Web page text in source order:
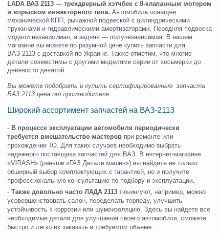
LADA ВАЗ 2113 — трехдверный хэтчбек с 8-клапанным мотором
и впрыском инжекторного типа. Автомобиль оснащен
механической КПП, рычажной подвеской с цилиндрическими
пружинами и гидравлическими амортизаторами. Передняя подвеска
модели независимая, а задняя — полунезависимая. В нашем
магазине вы можете по разумной цене купить запчасти для
ВАЗ-2113 с доставкой по Украине. Также отметим, что многие
детали совместимы с другими моделями серии от восьмерки до
девяносто девятой.
Вы можете подобрать и купить сертифицированные запчасти
ВАЗ 2113 цена от производителя.
Широкий ассортимент запчастей на ВАЗ-2113
- В процессе эксплуатации автомобиля периодически
требуется вмешательство мастеров при ремонте или
прохождении ТО. Для таких случаев необходимо выбрать
надежного поставщика запчастей для ВАЗ. В интернет-магазине
«VIRASH» (раньше «ГАЗ Детали машин») вы найдете не только
обширный выбор комплектующих с гарантией, но и получите
профессиональную консультацию по подбору и эксплуатации.
- Также довольно часто ЛАДА 2113 тюнингуют, например, можно
усовершенствовать салон, переделать торпеду, улучшить
устойчивость к коррозии или шумоизоляцию. Здесь вы найдете все
необходимые детали для улучшения своего автомобиля, сможете
быстро и легко их заказать в требуемом объеме.